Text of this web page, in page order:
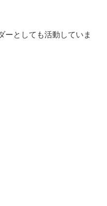
ーとしても活動していま